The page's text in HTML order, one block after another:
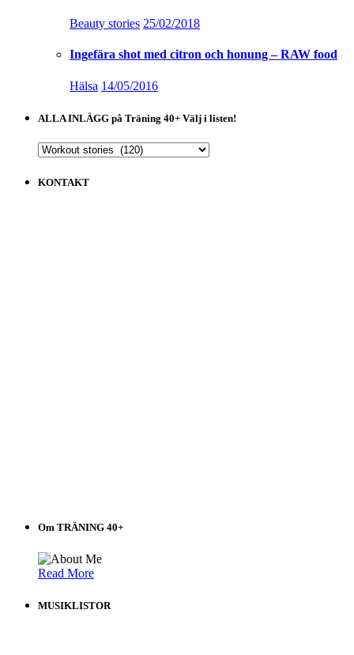
Beauty stories 25/02/2018
Ingefära shot med citron och honung – RAW food
Hälsa 14/05/2016
ALLA INLÄGG på Träning 40+ Välj i listen!
ALLA
på
KONTAKT
Om TRÄNING 40+
Read More
MUSIKLISTOR